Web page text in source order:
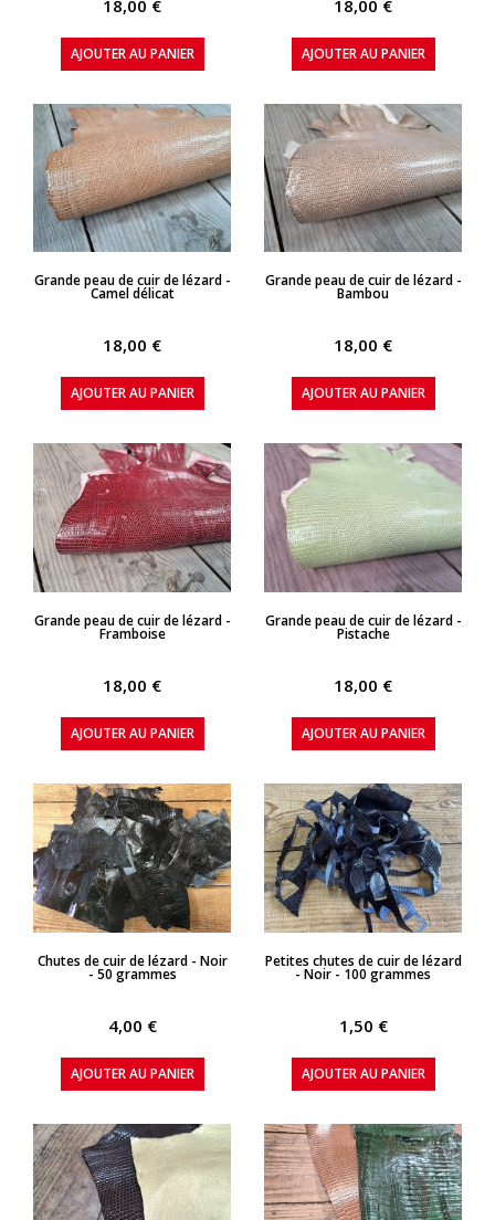
18,00 €
AJOUTER AU PANIER
18,00 €
AJOUTER AU PANIER
APERÇU RAPIDE
Grande peau de cuir de lézard -
Camel délicat
18,00 €
AJOUTER AU PANIER
APERÇU RAPIDE
Grande peau de cuir de lézard -
Bambou
18,00 €
AJOUTER AU PANIER
APERÇU RAPIDE
Grande peau de cuir de lézard -
Framboise
18,00 €
AJOUTER AU PANIER
APERÇU RAPIDE
Grande peau de cuir de lézard -
Pistache
18,00 €
AJOUTER AU PANIER
APERÇU RAPIDE
Chutes de cuir de lézard - Noir
- 50 grammes
4,00 €
AJOUTER AU PANIER
APERÇU RAPIDE
Petites chutes de cuir de lézard
- Noir - 100 grammes
1,50 €
AJOUTER AU PANIER